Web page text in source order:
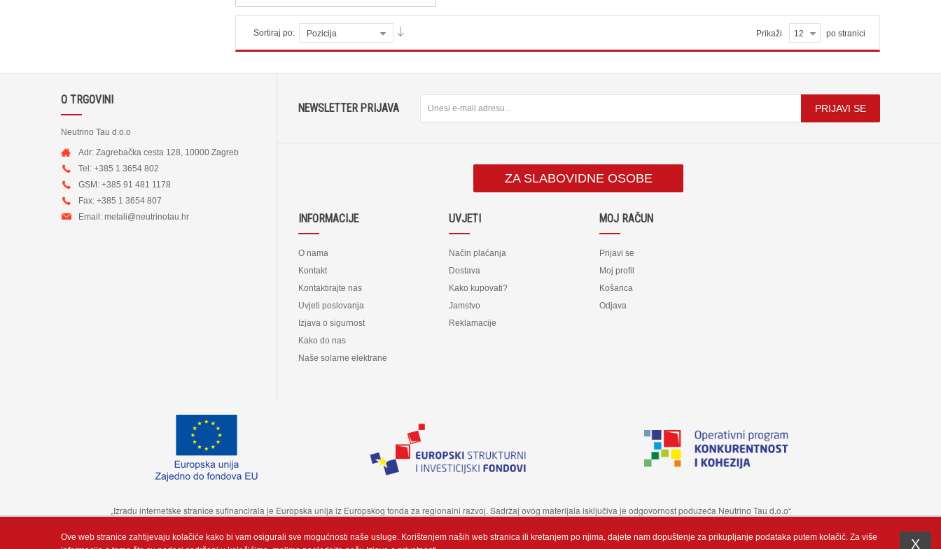
Sortiraj po: Pozicija Prikaži 12 po stranici
O TRGOVINI
Neutrino Tau d.o.o
Adr: Zagrebačka cesta 128, 10000 Zagreb
Tel: +385 1 3654 802
GSM: +385 91 481 1178
Fax: +385 1 3654 807
Email: metali@neutrinotau.hr
NEWSLETTER PRIJAVA PRIJAVI SE
ZA SLABOVIDNE OSOBE
INFORMACIJE
O nama
Kontakt
Kontaktirajte nas
Uvjeti poslovanja
Izjava o sigurnost
Kako do nas
Naše solarne elektrane
UVJETI
Način plaćanja
Dostava
Kako kupovati?
Jamstvo
Reklamacije
MOJ RAČUN
Prijavi se
Moj profil
Košarica
Odjava
„Izradu internetske stranice sufinancirala je Europska unija iz Europskog fonda za regionalni razvoj. Sadržaj ovog materijala isključiva je odgovornost poduzeća Neutrino Tau d.o.o“
Ove web stranice zahtijevaju kolačiće kako bi vam osigurali sve mogućnosti naše usluge. Korištenjem naših web stranica ili kretanjem po njima, dajete nam dopuštenje za prikupljanje podataka putem kolačić. Za više
X